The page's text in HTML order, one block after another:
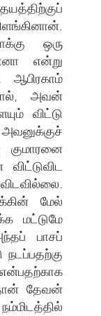
ஒரு
என்று
அவன்
விட்டு
மேல்
மட்டுமே
பாசப்
தேவன்